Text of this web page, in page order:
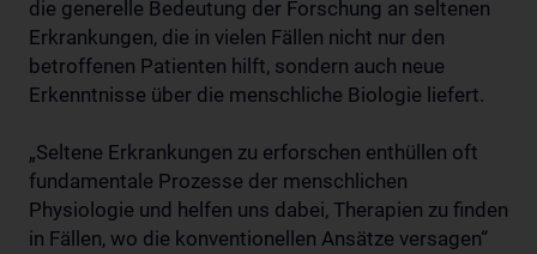
die generelle Bedeutung der Forschung an seltenen
Erkrankungen, die in vielen Fällen nicht nur den
betroffenen Patienten hilft, sondern auch neue
Erkenntnisse über die menschliche Biologie liefert.
„Seltene Erkrankungen zu erforschen enthüllen oft
fundamentale Prozesse der menschlichen
Physiologie und helfen uns dabei, Therapien zu finden
in Fällen, wo die konventionellen Ansätze versagen“